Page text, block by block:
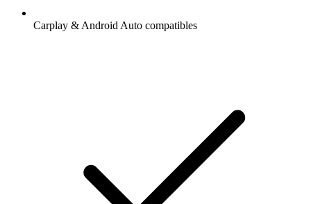
Carplay & Android Auto compatibles